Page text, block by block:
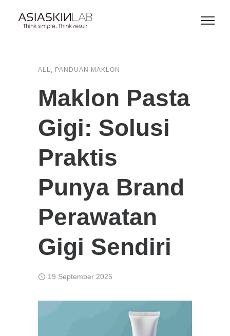
ALL, PANDUAN MAKLON
Maklon Pasta
Gigi: Solusi
Praktis
Punya Brand
Perawatan
Gigi Sendiri
19 September 2025